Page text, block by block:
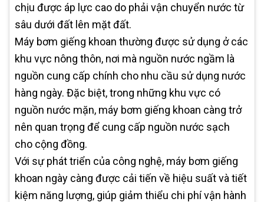
chịu được áp lực cao do phải vận chuyển nước từ
sâu dưới đất lên mặt đất.
Máy bơm giếng khoan thường được sử dụng ở các
khu vực nông thôn, nơi mà nguồn nước ngầm là
nguồn cung cấp chính cho nhu cầu sử dụng nước
hàng ngày. Đặc biệt, trong những khu vực có
nguồn nước mặn, máy bơm giếng khoan càng trở
nên quan trọng để cung cấp nguồn nước sạch
cho cộng đồng.
Với sự phát triển của công nghệ, máy bơm giếng
khoan ngày càng được cải tiến về hiệu suất và tiết
kiệm năng lượng, giúp giảm thiểu chi phí vận hành